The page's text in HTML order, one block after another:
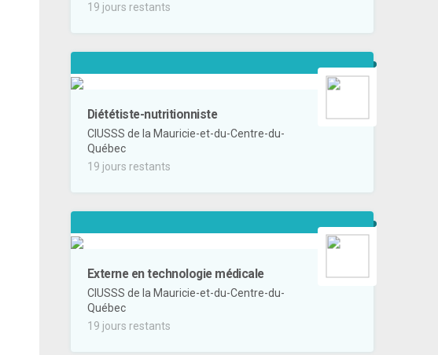
19 jours restants
Diététiste-nutritionniste
CIUSSS de la Mauricie-et-du-Centre-du-
Québec
19 jours restants
Externe en technologie médicale
CIUSSS de la Mauricie-et-du-Centre-du-
Québec
19 jours restants